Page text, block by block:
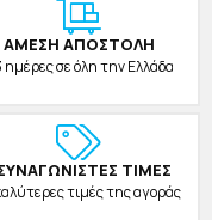
ΑΜΕΣΗ ΑΠΟΣΤΟΛΗ
ημέρες σε όλη την Ελλάδα
ΤΙΜΕΣ
τιμές της αγοράς